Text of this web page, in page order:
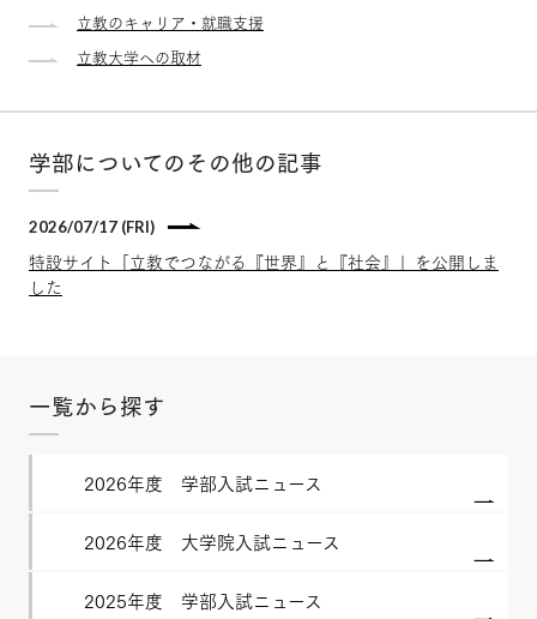
立教のキャリア・就職支援
立教大学への取材
学部についてのその他の記事
2026/07/17 (FRI)
特設サイト「立教でつながる『世界』と『社会』」を公開しま
した
一覧から探す
2026年度 学部入試ニュース
2026年度 大学院入試ニュース
2025年度 学部入試ニュース